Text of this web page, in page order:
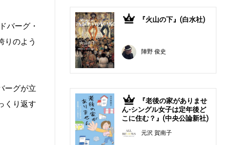
バーグ・
りのよう
ーグが立
くり返す
4 『火山の下』(白水社)
陣野 俊史
5
『老後の家がありませ
ん-シングル女子は定年後ど
こに住む？』(中央公論新社)
元沢 賀南子